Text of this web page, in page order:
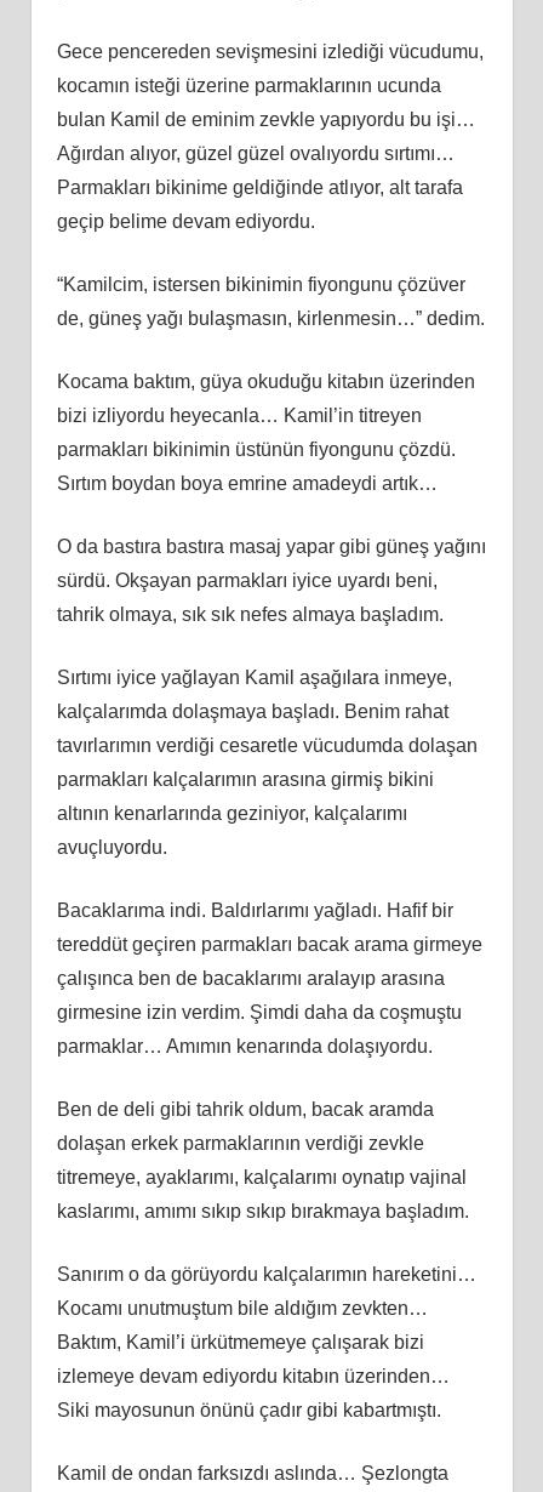
Gece pencereden sevişmesini izlediği vücudumu,
kocamın isteği üzerine parmaklarının ucunda
bulan Kamil de eminim zevkle yapıyordu bu işi…
Ağırdan alıyor, güzel güzel ovalıyordu sırtımı…
Parmakları bikinime geldiğinde atlıyor, alt tarafa
geçip belime devam ediyordu.
“Kamilcim, istersen bikinimin fiyongunu çözüver
de, güneş yağı bulaşmasın, kirlenmesin…” dedim.
Kocama baktım, güya okuduğu kitabın üzerinden
bizi izliyordu heyecanla… Kamil’in titreyen
parmakları bikinimin üstünün fiyongunu çözdü.
Sırtım boydan boya emrine amadeydi artık…
O da bastıra bastıra masaj yapar gibi güneş yağını
sürdü. Okşayan parmakları iyice uyardı beni,
tahrik olmaya, sık sık nefes almaya başladım.
Sırtımı iyice yağlayan Kamil aşağılara inmeye,
kalçalarımda dolaşmaya başladı. Benim rahat
tavırlarımın verdiği cesaretle vücudumda dolaşan
parmakları kalçalarımın arasına girmiş bikini
altının kenarlarında geziniyor, kalçalarımı
avuçluyordu.
Bacaklarıma indi. Baldırlarımı yağladı. Hafif bir
tereddüt geçiren parmakları bacak arama girmeye
çalışınca ben de bacaklarımı aralayıp arasına
girmesine izin verdim. Şimdi daha da coşmuştu
parmaklar… Amımın kenarında dolaşıyordu.
Ben de deli gibi tahrik oldum, bacak aramda
dolaşan erkek parmaklarının verdiği zevkle
titremeye, ayaklarımı, kalçalarımı oynatıp vajinal
kaslarımı, amımı sıkıp sıkıp bırakmaya başladım.
Sanırım o da görüyordu kalçalarımın hareketini…
Kocamı unutmuştum bile aldığım zevkten…
Baktım, Kamil’i ürkütmemeye çalışarak bizi
izlemeye devam ediyordu kitabın üzerinden…
Siki mayosunun önünü çadır gibi kabartmıştı.
Kamil de ondan farksızdı aslında… Şezlongta